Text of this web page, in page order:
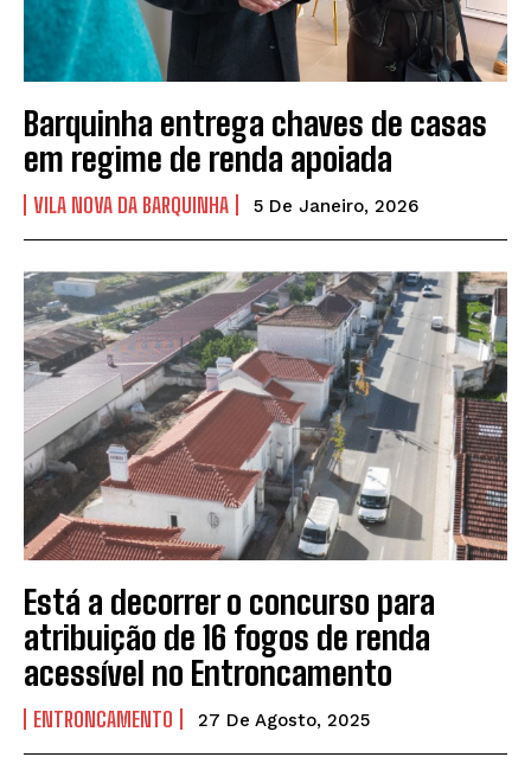
Barquinha entrega chaves de casas
em regime de renda apoiada
VILA NOVA DA BARQUINHA 5 De Janeiro, 2026
Está a decorrer o concurso para
atribuição de 16 fogos de renda
acessível no Entroncamento
ENTRONCAMENTO 27 De Agosto, 2025